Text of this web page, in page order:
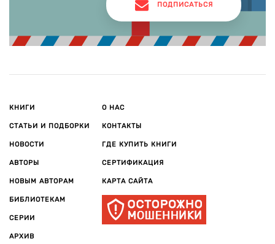
ПОДПИСАТЬСЯ
КНИГИ
СТАТЬИ И ПОДБОРКИ
НОВОСТИ
АВТОРЫ
НОВЫМ АВТОРАМ
БИБЛИОТЕКАМ
СЕРИИ
АРХИВ
О НАС
КОНТАКТЫ
ГДЕ КУПИТЬ КНИГИ
СЕРТИФИКАЦИЯ
КАРТА САЙТА